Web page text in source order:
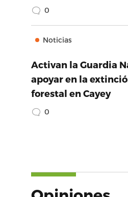
0
Noticias
Activan la Guardia
apoyar en la
forestal en Cayey
0